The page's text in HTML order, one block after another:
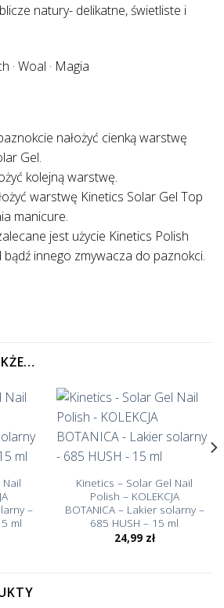
natury- delikatne, świetliste i
· Woal · Magia
nałożyć cienką warstwę
Gel.
kolejną warstwę.
warstwę Kinetics Solar Gel Top
manicure.
jest użycie Kinetics Polish
innego zmywacza do paznokci.
–
ml
Kinetics – Solar Gel Nail
Polish – KOLEKCJA
BOTANICA – Lakier solarny –
685 HUSH – 15 ml
24,99 zł